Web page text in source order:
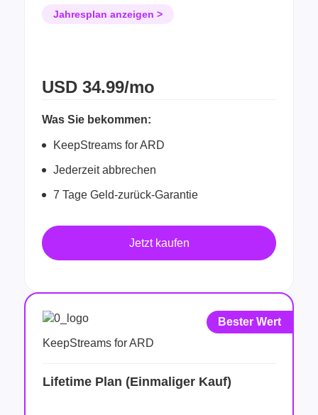
Jahresplan anzeigen >
USD 34.99/mo
Was Sie bekommen:
KeepStreams for ARD
Jederzeit abbrechen
7 Tage Geld-zurück-Garantie
Jetzt kaufen
Bester Wert
KeepStreams for ARD
Lifetime Plan (Einmaliger Kauf)